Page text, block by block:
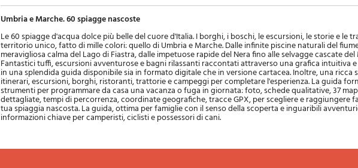
Umbria e Marche. 60 spiagge nascoste
Le 60 spiagge d'acqua dolce più belle del cuore d'Italia. I borghi, i boschi, le escursioni, le storie e le
territorio unico, fatto di mille colori: quello di Umbria e Marche. Dalle infinite piscine naturali del
meravigliosa calma del Lago di Fiastra, dalle impetuose rapide del Nera fino alle selvagge cascate
Fantastici tuffi, escursioni avventurose e bagni rilassanti raccontati attraverso una grafica intuitiva
in una splendida guida disponibile sia in formato digitale che in versione cartacea. Inoltre, una ricca
itinerari, escursioni, borghi, ristoranti, trattorie e campeggi per completare l'esperienza. La guida
strumenti per programmare da casa una vacanza o fuga in giornata: foto, schede qualitative, 37
dettagliate, tempi di percorrenza, coordinate geografiche, tracce GPX, per scegliere e raggiungere
tua spiaggia nascosta. La guida, ottima per famiglie con il senso della scoperta e inguaribili
informazioni chiave per camperisti, ciclisti e possessori di cani.